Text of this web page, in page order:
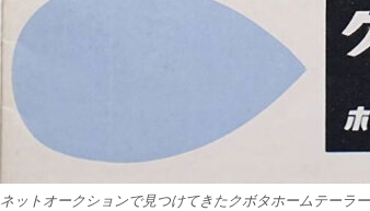
ネットオークションで見つけてきたクボタホームテーラ